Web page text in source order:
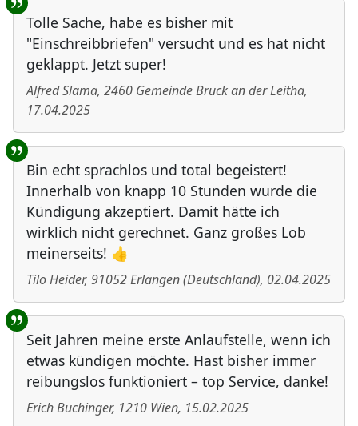
Tolle Sache, habe es bisher mit
"Einschreibbriefen" versucht und es hat nicht
geklappt. Jetzt super!
Alfred Slama, 2460 Gemeinde Bruck an der Leitha,
17.04.2025
Bin echt sprachlos und total begeistert!
Innerhalb von knapp 10 Stunden wurde die
Kündigung akzeptiert. Damit hätte ich
wirklich nicht gerechnet. Ganz großes Lob
meinerseits! 👍
Tilo Heider, 91052Erlangen(Deutschland), 02.04.2025
Seit Jahren meine erste Anlaufstelle, wenn ich
etwas kündigen möchte. Hast bisher immer
reibungslos funktioniert – top Service, danke!
Erich Buchinger, 1210 Wien, 15.02.2025